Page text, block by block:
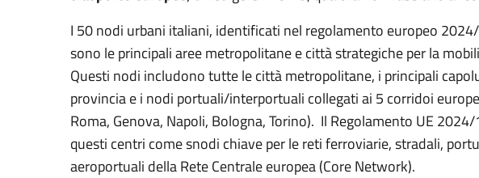
I 50 nodi urbani italiani, identificati nel regolamento europeo
sono le principali aree metropolitane e città strategiche per la
Questi nodi includono tutte le città metropolitane, i principali
provincia e i nodi portuali/interportuali collegati ai 5 corridoi
Roma, Genova, Napoli, Bologna, Torino). Il Regolamento UE
questi centri come snodi chiave per le reti ferroviarie, stradali,
aeroportuali della Rete Centrale europea (Core Network).